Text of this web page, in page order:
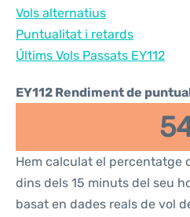
Vols alternatius
Puntualitat i retards
Últims Vols Passats EY112
EY112 Rendiment de
Hem calculat el percentatge
dins dels 15 minuts del seu
basat en dades reals de vol